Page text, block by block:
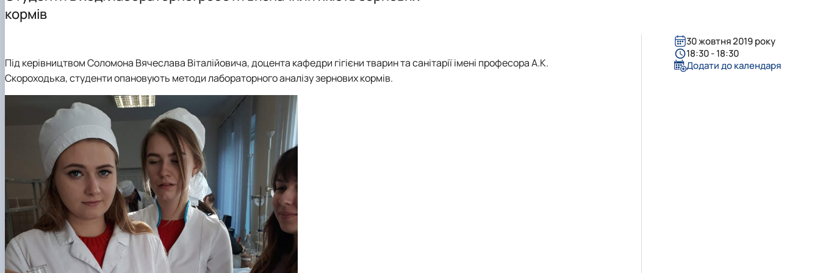
Аспірантура
кормів
Під керівництвом Соломона Вячеслава Віталійовича, доцента кафедри гігієни тварин та санітарії імені професора А.К.
Скороходька, студенти опановують методи лабораторного аналізу зернових кормів.
30 жовтня 2019 року
18:30 - 18:30
Додати до календаря